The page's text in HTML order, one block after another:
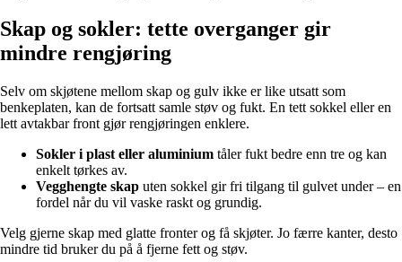
Skap og sokler: tette overganger gir
mindre rengjøring
Selv om skjøtene mellom skap og gulv ikke er like utsatt som
benkeplaten, kan de fortsatt samle støv og fukt. En tett sokkel eller en
lett avtakbar front gjør rengjøringen enklere.
Sokler i plast eller aluminium tåler fukt bedre enn tre og kan
enkelt tørkes av.
Vegghengte skap uten sokkel gir fri tilgang til gulvet under – en
fordel når du vil vaske raskt og grundig.
Velg gjerne skap med glatte fronter og få skjøter. Jo færre kanter, desto
mindre tid bruker du på å fjerne fett og støv.